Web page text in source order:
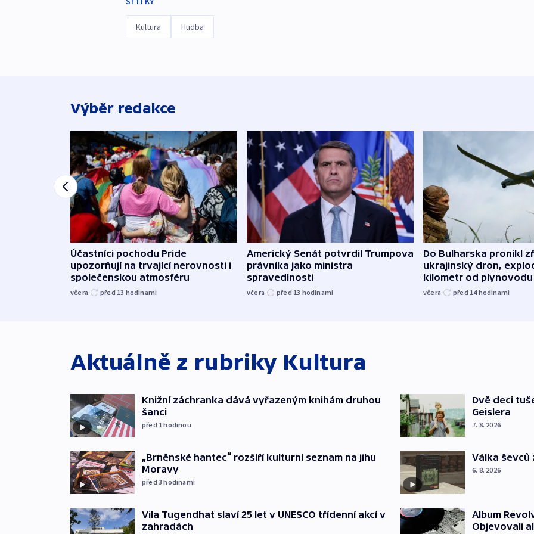
Kultura Hudba
Výběr redakce
Účastníci pochodu Pride
upozorňují na trvající nerovnosti i
společenskou atmosféru
včera před 13 hodinami
Americký Senát potvrdil Trumpova
právníka jako ministra
spravedlnosti
včera před 13 hodinami
Do Bulharska pronikl
ukrajinský dron,
kilometr od plynovodu
včera před 14hodinami
Aktuálně z rubriky Kultura
Knižní záchranka dává vyřazeným knihám druhou
šanci
před 1hodinou
„Brněnské hantec“ rozšíří kulturní seznam na jihu
Moravy
před 3hodinami
Vila Tugendhat slaví 25 let v UNESCO třídenní akcí v
zahradách
Dvě deci
Geislera
7. 8. 2026
Válka ševců
6. 8. 2026
Album
Objevovali